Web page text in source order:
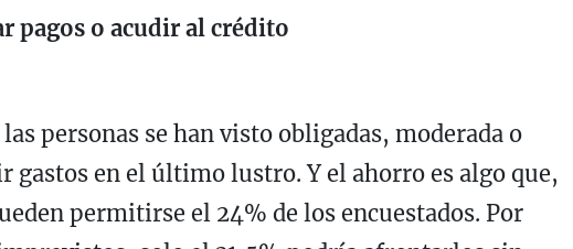
pagos o acudir al crédito
personas se han visto obligadas, moderada o
gastos en el último lustro. Y el ahorro es algo que,
permitirse el 24% de los encuestados. Por